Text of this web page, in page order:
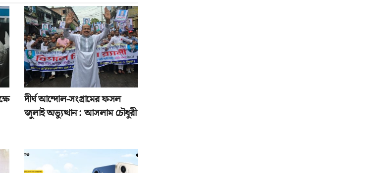
দীর্ঘ আন্দোল-সংগ্রামের ফসল
জুলাই অভ্যুত্থান : আসলাম চৌধুরী